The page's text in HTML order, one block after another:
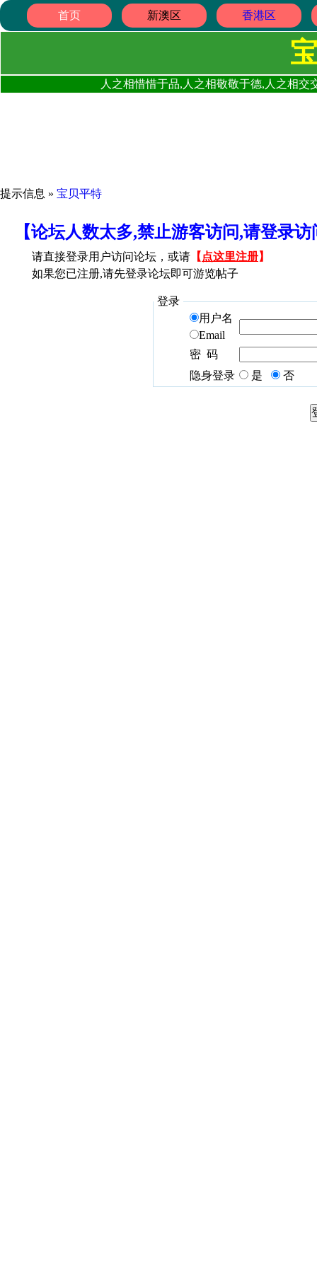
首页 新澳区 香港区
人之相惜惜于品,人之相敬敬于德,人之相
提示信息 » 宝贝平特
【论坛人数太多,禁止游客访问,请登录
请直接登录用户访问论坛，或请 【 点这里注册】
如果您已注册,请先登录论坛即可游览帖子
登录
用户名
Email
密 码
隐身登录
是 否